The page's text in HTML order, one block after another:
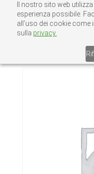
Il nostro sito web
esperienza possibile.
all’uso dei cookie
sulla privacy.
Home/Senza